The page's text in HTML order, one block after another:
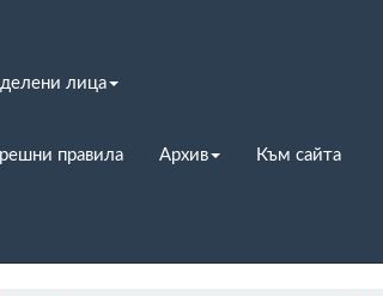
лица
правила Архив Към сайта